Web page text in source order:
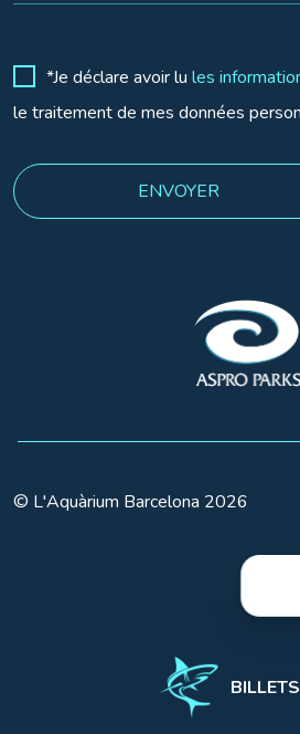
BILLETS
*Je déclare avoir lu les
le traitement de mes données
© L'Aquàrium Barcelona 2026